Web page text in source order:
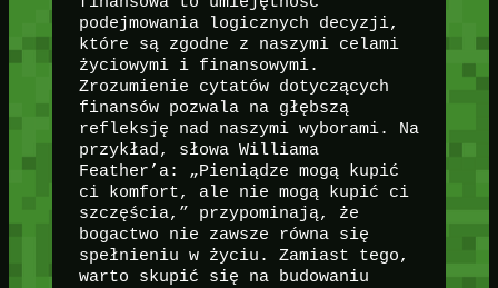
podejmowania logicznych decyzji,
które są zgodne z naszymi celami
życiowymi i finansowymi.
Zrozumienie cytatów dotyczących
finansów pozwala na głębszą
refleksję nad naszymi wyborami. Na
przykład, słowa Williama
Feather’a: „Pieniądze mogą kupić
ci komfort, ale nie mogą kupić ci
szczęścia,” przypominają, że
bogactwo nie zawsze równa się
spełnieniu w życiu. Zamiast tego,
warto skupić się na budowaniu